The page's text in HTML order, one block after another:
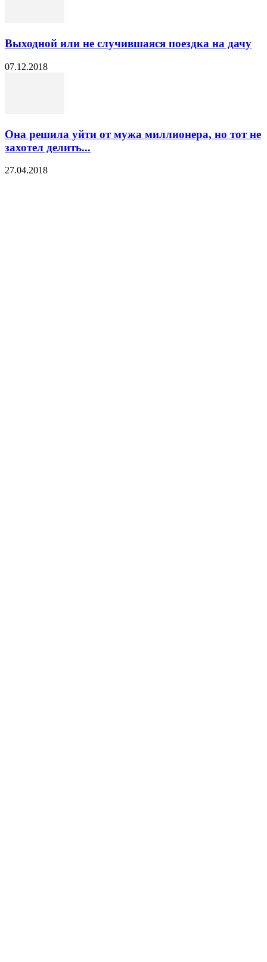
Выходной или не случившаяся поездка на дачу
07.12.2018
Она решила уйти от мужа миллионера, но тот не
захотел делить...
27.04.2018